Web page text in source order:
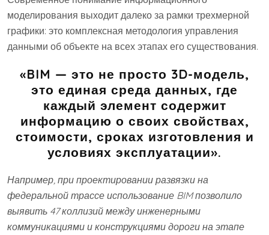
моделирования выходит далеко за рамки трехмерной
графики: это комплексная методология управления
данными об объекте на всех этапах его существования.
«BIM — это не просто 3D-модель,
это единая среда данных, где
каждый элемент содержит
информацию о своих свойствах,
стоимости, сроках изготовления и
условиях эксплуатации».
Например, при проектировании развязки на
федеральной трассе использование BIM позволило
выявить 47 коллизий между инженерными
коммуникациями и конструкциями дороги на этапе